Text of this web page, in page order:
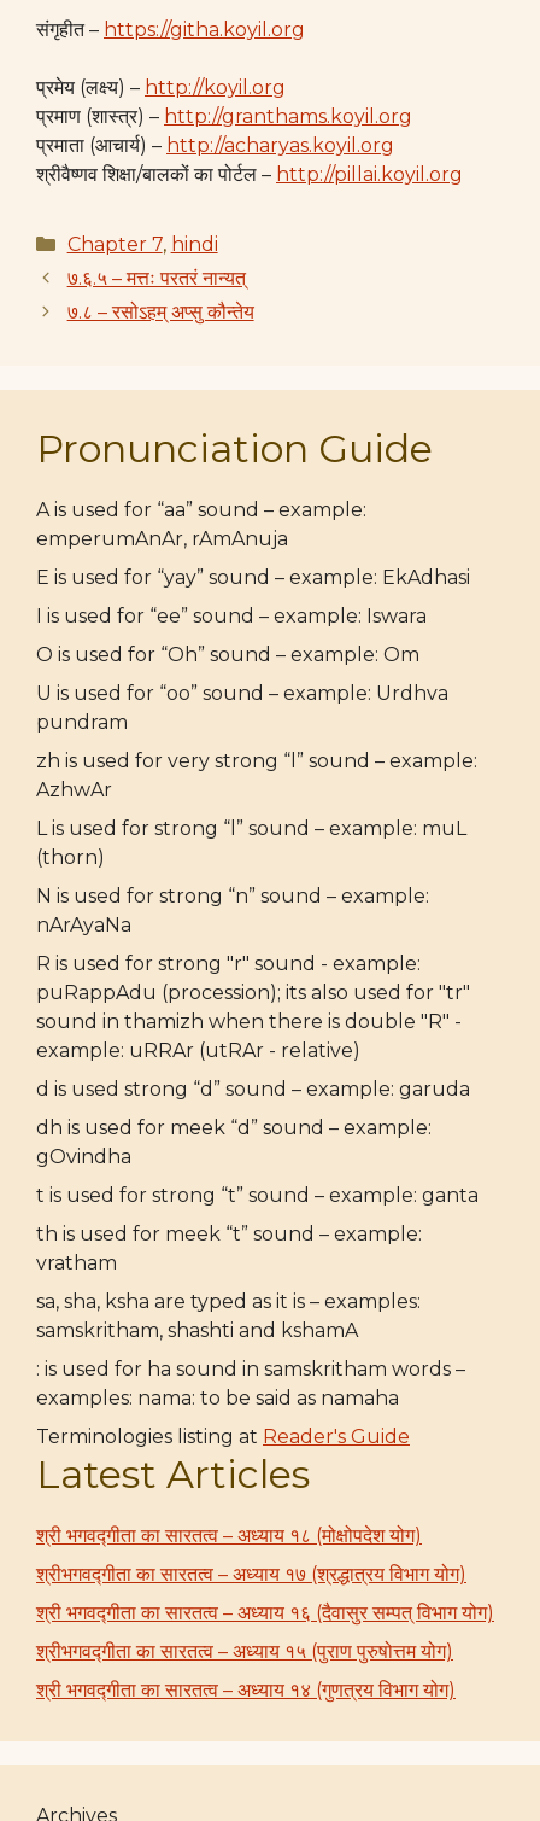
संगृहीत – https://githa.koyil.org
प्रमेय (लक्ष्य) – http://koyil.org
प्रमाण (शास्त्र) – http://granthams.koyil.org
प्रमाता (आचार्य) – http://acharyas.koyil.org
श्रीवैष्णव शिक्षा/बालकों का पोर्टल – http://pillai.koyil.org
Categories
Chapter 7, hindi
७.६.५ – मत्तः परतरं नान्यत्
७.८ – रसोऽहम् अप्सु कौन्तेय
Pronunciation Guide
A is used for “aa” sound – example:
emperumAnAr, rAmAnuja
E is used for “yay” sound – example: EkAdhasi
I is used for “ee” sound – example: Iswara
O is used for “Oh” sound – example: Om
U is used for “oo” sound – example: Urdhva
pundram
zh is used for very strong “l” sound – example:
AzhwAr
L is used for strong “l” sound – example: muL
(thorn)
N is used for strong “n” sound – example:
nArAyaNa
R is used for strong "r" sound - example:
puRappAdu (procession); its also used for "tr"
sound in thamizh when there is double "R" -
example: uRRAr (utRAr - relative)
d is used strong “d” sound – example: garuda
dh is used for meek “d” sound – example:
gOvindha
t is used for strong “t” sound – example: ganta
th is used for meek “t” sound – example:
vratham
sa, sha, ksha are typed as it is – examples:
samskritham, shashti and kshamA
: is used for ha sound in samskritham words –
examples: nama: to be said as namaha
Terminologies listing at Reader's Guide
Latest Articles
श्री भगवद्गीता का सारतत्व – अध्याय १८ (मोक्षोपदेश योग)
श्रीभगवद्गीता का सारतत्व – अध्याय १७ (श्रद्धात्रय विभाग योग)
श्री भगवद्गीता का सारतत्व – अध्याय १६ (दैवासुर सम्पत् विभाग योग)
श्रीभगवद्गीता का सारतत्व – अध्याय १५ (पुराण पुरुषोत्तम योग)
श्री भगवद्गीता का सारतत्व – अध्याय १४ (गुणत्रय विभाग योग)
Archives